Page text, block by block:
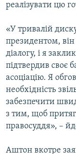
реалізувати цю
«У тривалій
президентом,
діалогу, і я
підтвердив своє
асоціацію. Я
необхідність
забезпечити
з тим, щоб
правосуддя», –
Аштон вкотре